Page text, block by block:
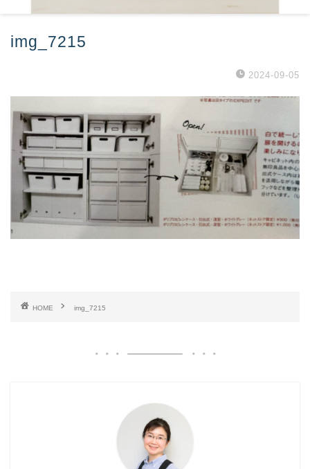
img_7215
2024-09-05
HOME img_7215